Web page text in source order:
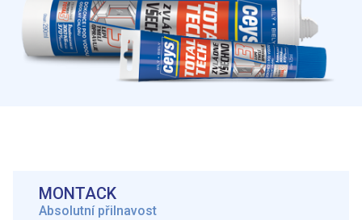
MONTACK
Absolutní přilnavost